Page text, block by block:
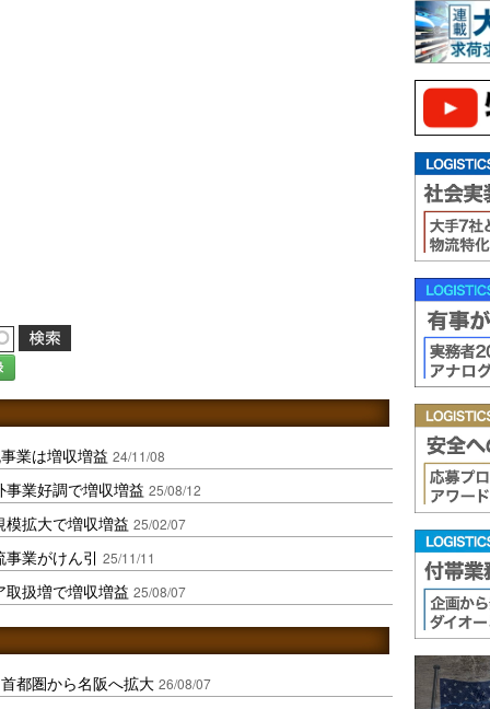
業は増収増益 24/11/08
業好調で増収増益 25/08/12
拡大で増収増益 25/02/07
業がけん引 25/11/11
扱増で増収増益 25/08/07
都圏から名阪へ拡大 26/08/07